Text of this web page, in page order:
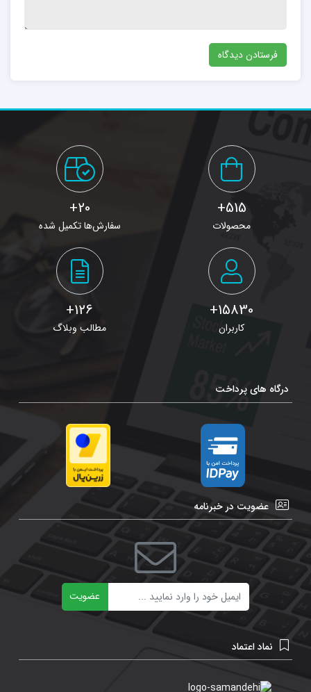
515+
محصولات
20+
سفارش‌ها تکمیل شده
15830+
کاربران
126+
مطالب وبلاگ
درگاه های پرداخت
عضویت در خبرنامه
عضویت
نماد اعتماد